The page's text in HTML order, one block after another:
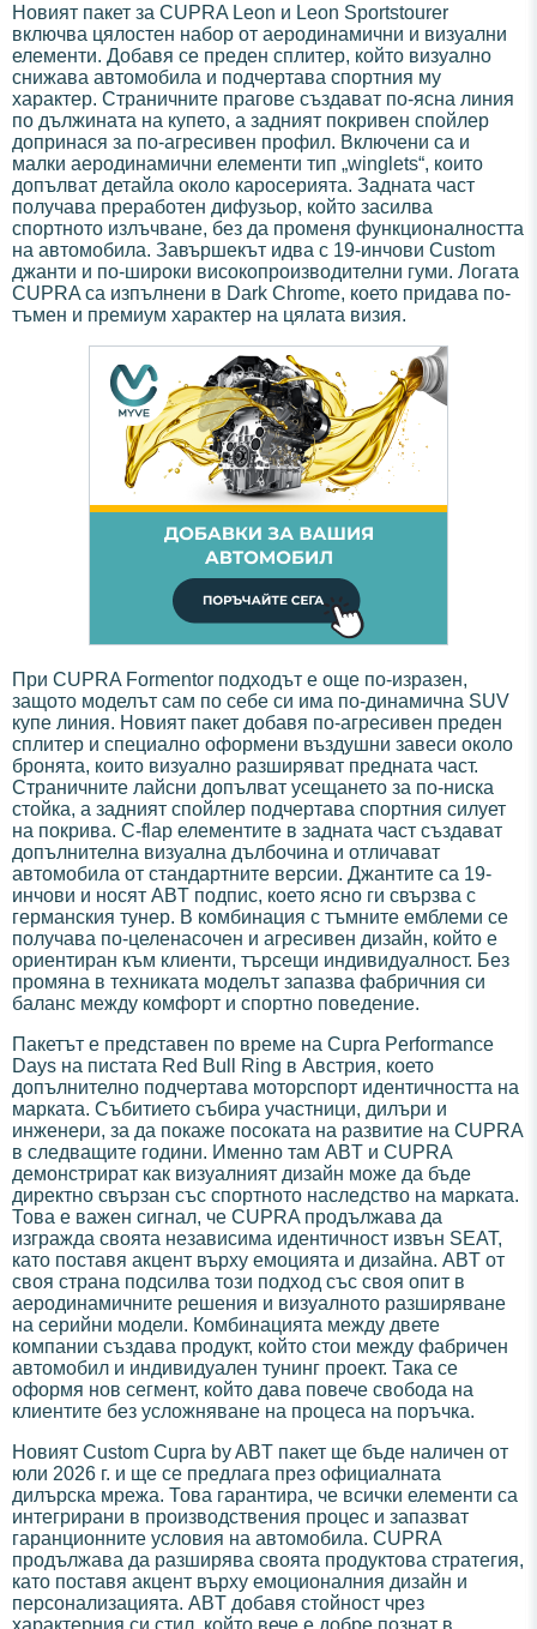
Новият пакет за CUPRA Leon и Leon Sportstourer
включва цялостен набор от аеродинамични и визуални
елементи. Добавя се преден сплитер, който визуално
снижава автомобила и подчертава спортния му
характер. Страничните прагове създават по-ясна линия
по дължината на купето, а задният покривен спойлер
допринася за по-агресивен профил. Включени са и
малки аеродинамични елементи тип „winglets“, които
допълват детайла около каросерията. Задната част
получава преработен дифузьор, който засилва
спортното излъчване, без да променя функционалността
на автомобила. Завършекът идва с 19-инчови Custom
джанти и по-широки високопроизводителни гуми. Логата
CUPRA са изпълнени в Dark Chrome, което придава по-
тъмен и премиум характер на цялата визия.
При CUPRA Formentor подходът е още по-изразен,
защото моделът сам по себе си има по-динамична SUV
купе линия. Новият пакет добавя по-агресивен преден
сплитер и специално оформени въздушни завеси около
бронята, които визуално разширяват предната част.
Страничните лайсни допълват усещането за по-ниска
стойка, а задният спойлер подчертава спортния силует
на покрива. C-flap елементите в задната част създават
допълнителна визуална дълбочина и отличават
автомобила от стандартните версии. Джантите са 19-
инчови и носят ABT подпис, което ясно ги свързва с
германския тунер. В комбинация с тъмните емблеми се
получава по-целенасочен и агресивен дизайн, който е
ориентиран към клиенти, търсещи индивидуалност. Без
промяна в техниката моделът запазва фабричния си
баланс между комфорт и спортно поведение.
Пакетът е представен по време на Cupra Performance
Days на пистата Red Bull Ring в Австрия, което
допълнително подчертава моторспорт идентичността на
марката. Събитието събира участници, дилъри и
инженери, за да покаже посоката на развитие на CUPRA
в следващите години. Именно там ABT и CUPRA
демонстрират как визуалният дизайн може да бъде
директно свързан със спортното наследство на марката.
Това е важен сигнал, че CUPRA продължава да
изгражда своята независима идентичност извън SEAT,
като поставя акцент върху емоцията и дизайна. ABT от
своя страна подсилва този подход със своя опит в
аеродинамичните решения и визуалното разширяване
на серийни модели. Комбинацията между двете
компании създава продукт, който стои между фабричен
автомобил и индивидуален тунинг проект. Така се
оформя нов сегмент, който дава повече свобода на
клиентите без усложняване на процеса на поръчка.
Новият Custom Cupra by ABT пакет ще бъде наличен от
юли 2026 г. и ще се предлага през официалната
дилърска мрежа. Това гарантира, че всички елементи са
интегрирани в производствения процес и запазват
гаранционните условия на автомобила. CUPRA
продължава да разширява своята продуктова стратегия,
като поставя акцент върху емоционалния дизайн и
персонализацията. ABT добавя стойност чрез
характерния си стил, който вече е добре познат в